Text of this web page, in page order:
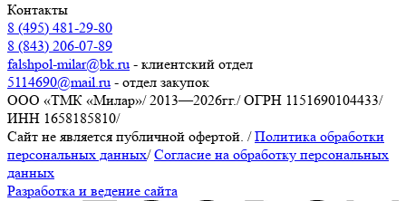
Контакты
8 (495) 481-29-80
8 (843) 206-07-89
falshpol-milar@bk.ru - клиентский отдел
5114690@mail.ru - отдел закупок
ООО «ТМК «Милар»/ 2013—2026гг./ОГРН 1151690104433/
ИНН 1658185810/
Сайт не является публичной офертой. / Политика обработки
персональных данных/ Согласие на обработку персональных
данных
Разработка и ведение сайта